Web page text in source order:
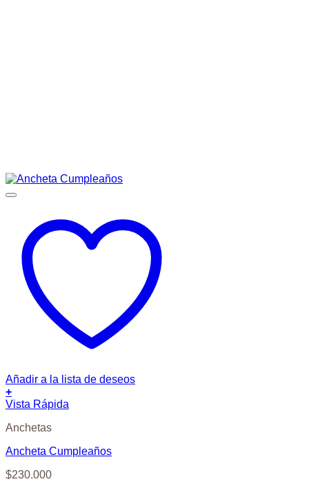
Añadir a la lista de deseos
+
Vista Rápida
Anchetas
Ancheta Cumpleaños
$230.000